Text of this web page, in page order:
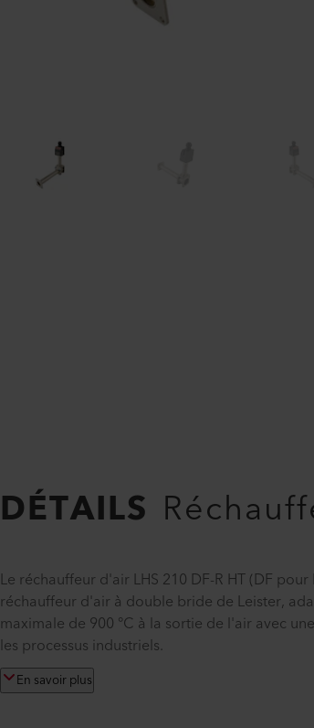
DÉTAILS
Le réchauffeur d'air LHS 210 DF-R HT (DF
réchauffeur d'air à double bride de Leister,
maximale de 900 °C à la sortie de l'air avec
les processus industriels.
En savoir plus